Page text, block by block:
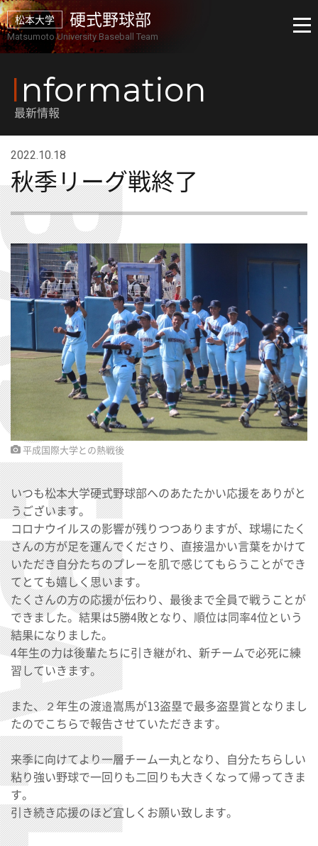
松本大学 硬式野球部
Matsumoto University Baseball Team
Information
最新情報
2022.10.18
秋季リーグ戦終了
平成国際大学との熱戦後
いつも松本大学硬式野球部へのあたたかい応援をありがと
うございます。
コロナウイルスの影響が残りつつありますが、球場にたく
さんの方が足を運んでくださり、直接温かい言葉をかけて
いただき自分たちのプレーを肌で感じてもらうことができ
てとても嬉しく思います。
たくさんの方の応援が伝わり、最後まで全員で戦うことが
できました。結果は5勝4敗となり、順位は同率4位という
結果になりました。
4年生の力は後輩たちに引き継がれ、新チームで必死に練
習していきます。
また、２年生の渡邉嵩馬が13盗塁で最多盗塁賞となりまし
たのでこちらで報告させていただきます。
来季に向けてより一層チーム一丸となり、自分たちらしい
粘り強い野球で一回りも二回りも大きくなって帰ってきま
す。
引き続き応援のほど宜しくお願い致します。